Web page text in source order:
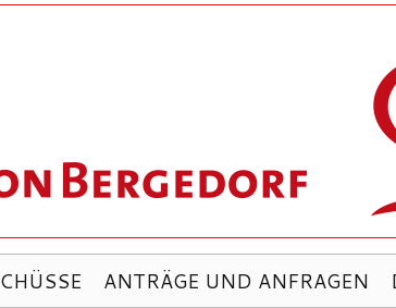
ANTRÄGE UND ANFRAGEN